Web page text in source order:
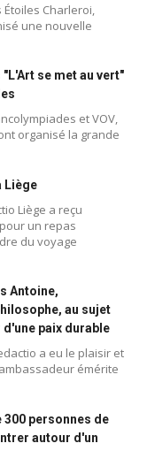
Étoiles Charleroi,
une nouvelle
se met au vert"
et VOV,
organisé la grande
Liège
Liège a reçu
un repas
du voyage
Antoine,
au sujet
paix durable
a eu le plaisir et
émérite
personnes de
autour d'un